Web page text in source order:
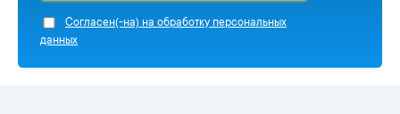
Cогласен(-на) на обработку персональных
данных